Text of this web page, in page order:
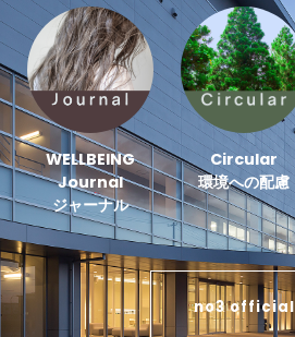
WELLBEING
Journal
ジャーナル
Circular
環境への配慮
no3 official